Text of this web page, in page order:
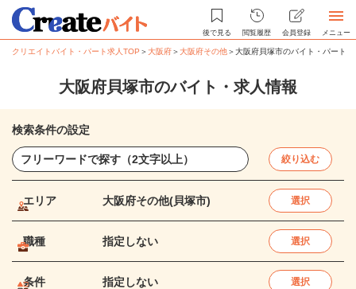
後で見る 閲覧履歴 会員登録 メニュー
クリエイトバイト・パート求人TOP ＞大阪府＞大阪府その他＞大阪府貝塚市のバイト・パート求
大阪府貝塚市のバイト・求人情報
検索条件の設定
絞り込む
エリア 大阪府その他(貝塚市) 選択
職種 指定しない 選択
条件 指定しない 選択